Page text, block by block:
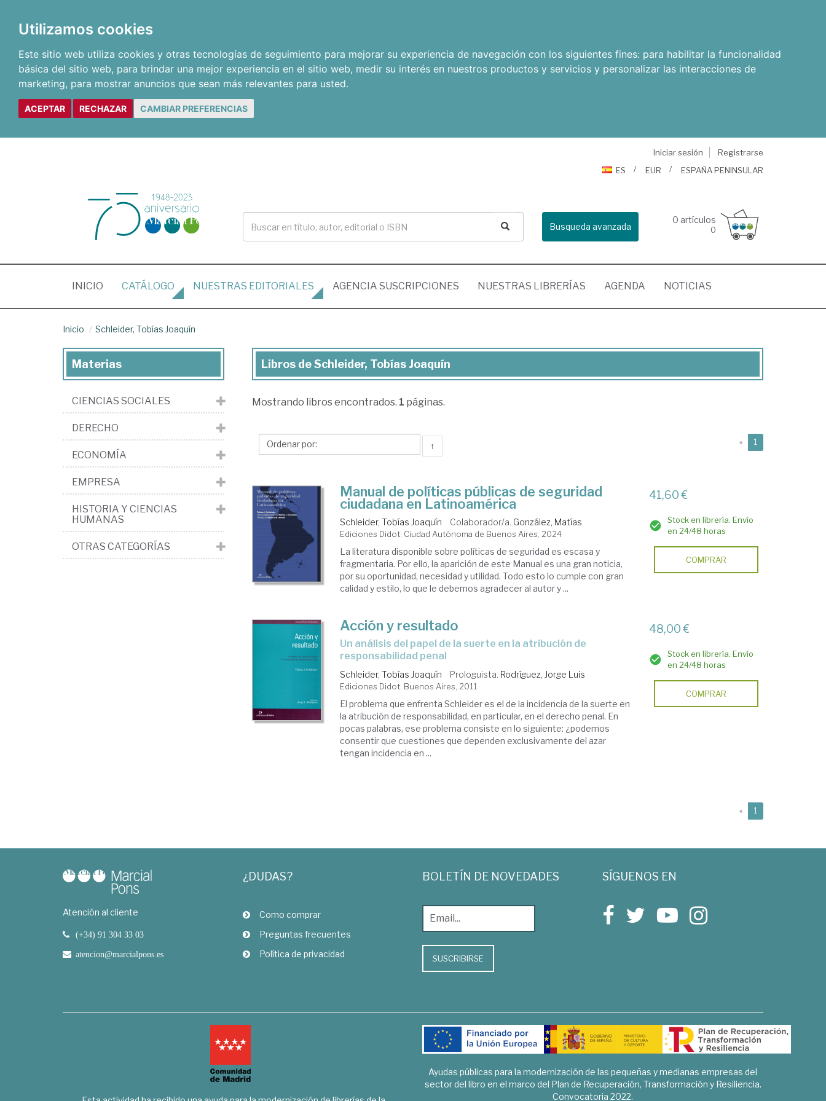
Utilizamos cookies
Este sitio web utiliza cookies y otras tecnologías de seguimiento para mejorar su experiencia de navegación con los siguientes fines: para habilitar la funcionalidad
básica del sitio web, para brindar una mejor experiencia en el sitio web, medir su interés en nuestros productos y servicios y personalizar las interacciones de
marketing, para mostrar anuncios que sean más relevantes para usted.
ACEPTAR RECHAZAR CAMBIAR PREFERENCIAS
Iniciar sesión
Registrarse
ES
EUR ESPAÑA PENINSULAR
Busqueda avanzada
0 artículos
0
INICIO (CURRENT)
CATÁLOGO NUESTRAS EDITORIALES AGENCIA SUSCRIPCIONES NUESTRAS LIBRERÍAS AGENDA NOTICIAS
Inicio Schleider, Tobías Joaquín
Libros
Schleider,
Joaquín
Libros de Schleider, Tobías Joaquín
Mostrando libros encontrados. 1 páginas.
↑ « 1
Manual de políticas públicas de seguridad
ciudadana en Latinoamérica
Schleider, Tobías Joaquín Colaborador/a. González, Matías
Ediciones Didot. Ciudad Autónoma de Buenos Aires, 2024
La literatura disponible sobre políticas de seguridad es escasa y
fragmentaria. Por ello, la aparición de este Manual es una gran noticia,
por su oportunidad, necesidad y utilidad. Todo esto lo cumple con gran
calidad y estilo, lo que le debemos agradecer al autor y ...
41,60 €
Stock en librería. Envío
en 24/48 horas
COMPRAR
Acción y resultado
un análisis del papel de la suerte en la atribución de
responsabilidad penal
Schleider, Tobías Joaquín Prologuista. Rodríguez, Jorge Luis
Ediciones Didot. Buenos Aires, 2011
El problema que enfrenta Schleider es el de la incidencia de la suerte en
la atribución de responsabilidad, en particular, en el derecho penal. En
pocas palabras, ese problema consiste en lo siguiente: ¿podemos
consentir que cuestiones que dependen exclusivamente del azar
tengan incidencia en ...
48,00 €
Stock en librería. Envío
en 24/48 horas
COMPRAR
« 1
Materias
CIENCIAS SOCIALES
DERECHO
ECONOMÍA
EMPRESA
HISTORIA Y CIENCIAS
HUMANAS
OTRAS CATEGORÍAS
Atención al cliente
(+34) 91 304 33 03
atencion@marcialpons.es
¿DUDAS?
Como comprar
Preguntas frecuentes
Política de privacidad
BOLETÍN DE NOVEDADES
SUSCRIBIRSE
SÍGUENOS EN
Ayudas públicas para la modernización de las pequeñas y medianas empresas del
sector del libro en el marco del Plan de Recuperación, Transformación y Resiliencia.
Convocatoria 2022.